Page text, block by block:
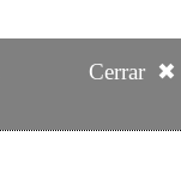
Cerrar ✖